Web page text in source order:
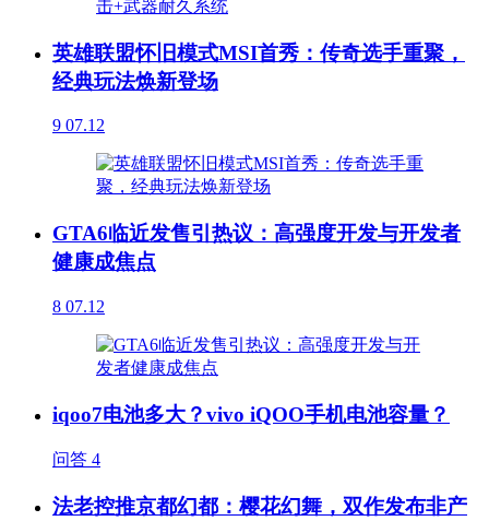
英雄联盟怀旧模式MSI首秀：传奇选手重聚，
经典玩法焕新登场
9 07.12
GTA6临近发售引热议：高强度开发与开发者
健康成焦点
8 07.12
iqoo7电池多大？vivo iQOO手机电池容量？
问答 4
法老控推京都幻都：樱花幻舞，双作发布非产